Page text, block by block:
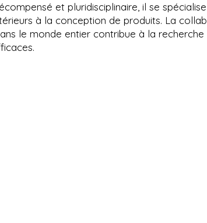
et pluridisciplinaire, il se
à la conception de produits. La
le monde entier contribue à la